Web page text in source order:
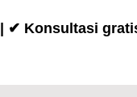
✔ Konsultasi